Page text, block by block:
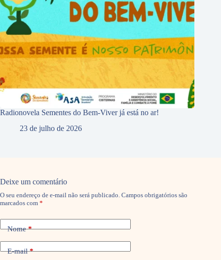
Radionovela Sementes do Bem-Viver já está no ar!
23 de julho de 2026
Deixe um comentário
O seu endereço de e-mail não será publicado. Campos obrigatórios são
marcados com *
Nome*
E-mail*